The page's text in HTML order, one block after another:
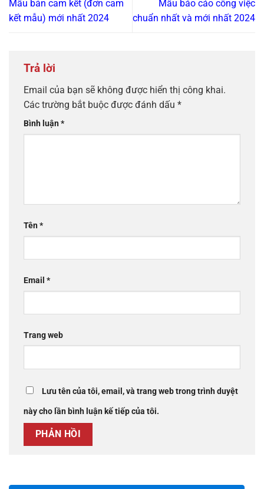
Mẫu bản cam kết (đơn cam
kết mẫu) mới nhất 2024
Mẫu báo cáo công việc
chuẩn nhất và mới nhất 2024
Trả lời
Email của bạn sẽ không được hiển thị công khai.
Các trường bắt buộc được đánh dấu *
Bình luận*
Tên*
Email *
Trang web
Lưu tên của tôi, email, và trang web trong trình duyệt
này cho lần bình luận kế tiếp của tôi.